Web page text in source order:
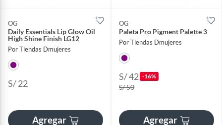
OG
Daily Essentials Lip Glow Oil
High Shine Finish LG12
Por Tiendas Dmujeres
S/ 22
Agregar
OG
Paleta Pro Pigment Palette 3
Por Tiendas Dmujeres
S/ 42 -16%
S/ 50
Agregar